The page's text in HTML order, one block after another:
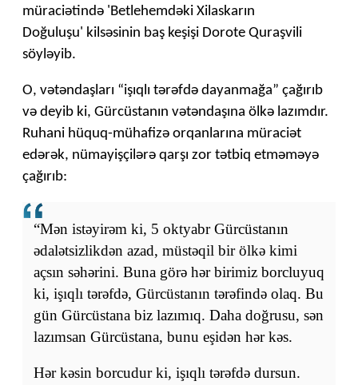
müraciətində 'Betlehemdəki Xilaskarın
Doğuluşu' kilsəsinin baş keşişi Dorote Quraşvili
söyləyib.
O, vətəndaşları “işıqlı tərəfdə dayanmağa” çağırıb
və deyib ki, Gürcüstanın vətəndaşına ölkə lazımdır.
Ruhani hüquq-mühafizə orqanlarına müraciət
edərək, nümayişçilərə qarşı zor tətbiq etməməyə
çağırıb:
“Mən istəyirəm ki, 5 oktyabr Gürcüstanın
ədalətsizlikdən azad, müstəqil bir ölkə kimi
açsın səhərini. Buna görə hər birimiz borcluyuq
ki, işıqlı tərəfdə, Gürcüstanın tərəfində olaq. Bu
gün Gürcüstana biz lazımıq. Daha doğrusu, sən
lazımsan Gürcüstana, bunu eşidən hər kəs.
Hər kəsin borcudur ki, işıqlı tərəfdə dursun.